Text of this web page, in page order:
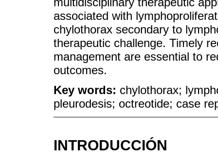
associated with
chylothorax secondary to
therapeutic challenge. Timely
management are essential to
outcomes.
Key words: chylothorax;
pleurodesis; octreotide; case
INTRODUCCIÓN